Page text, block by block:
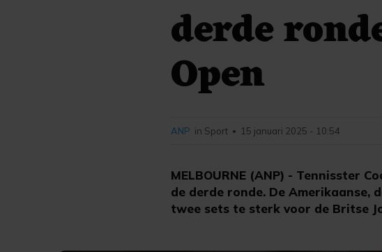
derde
Open
MELBOURNE (ANP) - Tennisster
de derde ronde. De Amerikaanse,
twee sets te sterk voor de Britse
ANP in Sport • 15 januari 2025 - 10:54